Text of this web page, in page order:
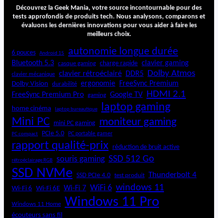
–
R
e
o
i
d
i
s
e
u
r
P
C
p
o
t
a
Découvrez la Geek Mania, votre source incontournable pour des
tests approfondis de produits tech. Nous analysons, comparons et
évaluons les dernières innovations pour vous aider à faire les
meilleurs choix.
6 pouces Android 15 autonomie longue durée
Bluetooth 5.3 casque gaming charge rapide clavier gaming
clavier mécanique clavier rétroéclairé DDR5 Dolby Atmos
Dolby Vision durabilité ergonomie
FreeSync Premium
FreeSync Premium Pro
gaming Google TV HDMI 2.1
home cinéma laptop bureautique laptop gaming
Mini PC mini PC gaming moniteur gaming
PC compact PCIe 5.0 PC portable gamer
rapport qualité-prix réduction de bruit active
rétroéclairage RGB souris gaming SSD 512 Go
SSD NVMe SSD PCIe 4.0 test produit Thunderbolt 4
Wi-Fi 6 Wi-Fi 6E Wi-Fi 7 WiFi 6 windows 11
Windows 11 Home Windows 11 Pro
écouteurs sans fil